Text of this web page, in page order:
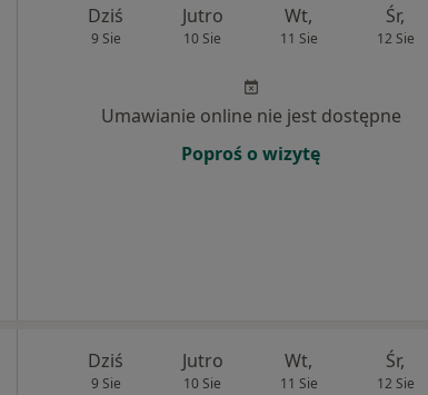
Dziś
9 Sie
Jutro
10 Sie
Wt,
11 Sie
Śr,
12 Sie
Umawianie online nie jest dostępne
Poproś o wizytę
Dziś
9 Sie
Jutro
10 Sie
Wt,
11 Sie
Śr,
12 Sie